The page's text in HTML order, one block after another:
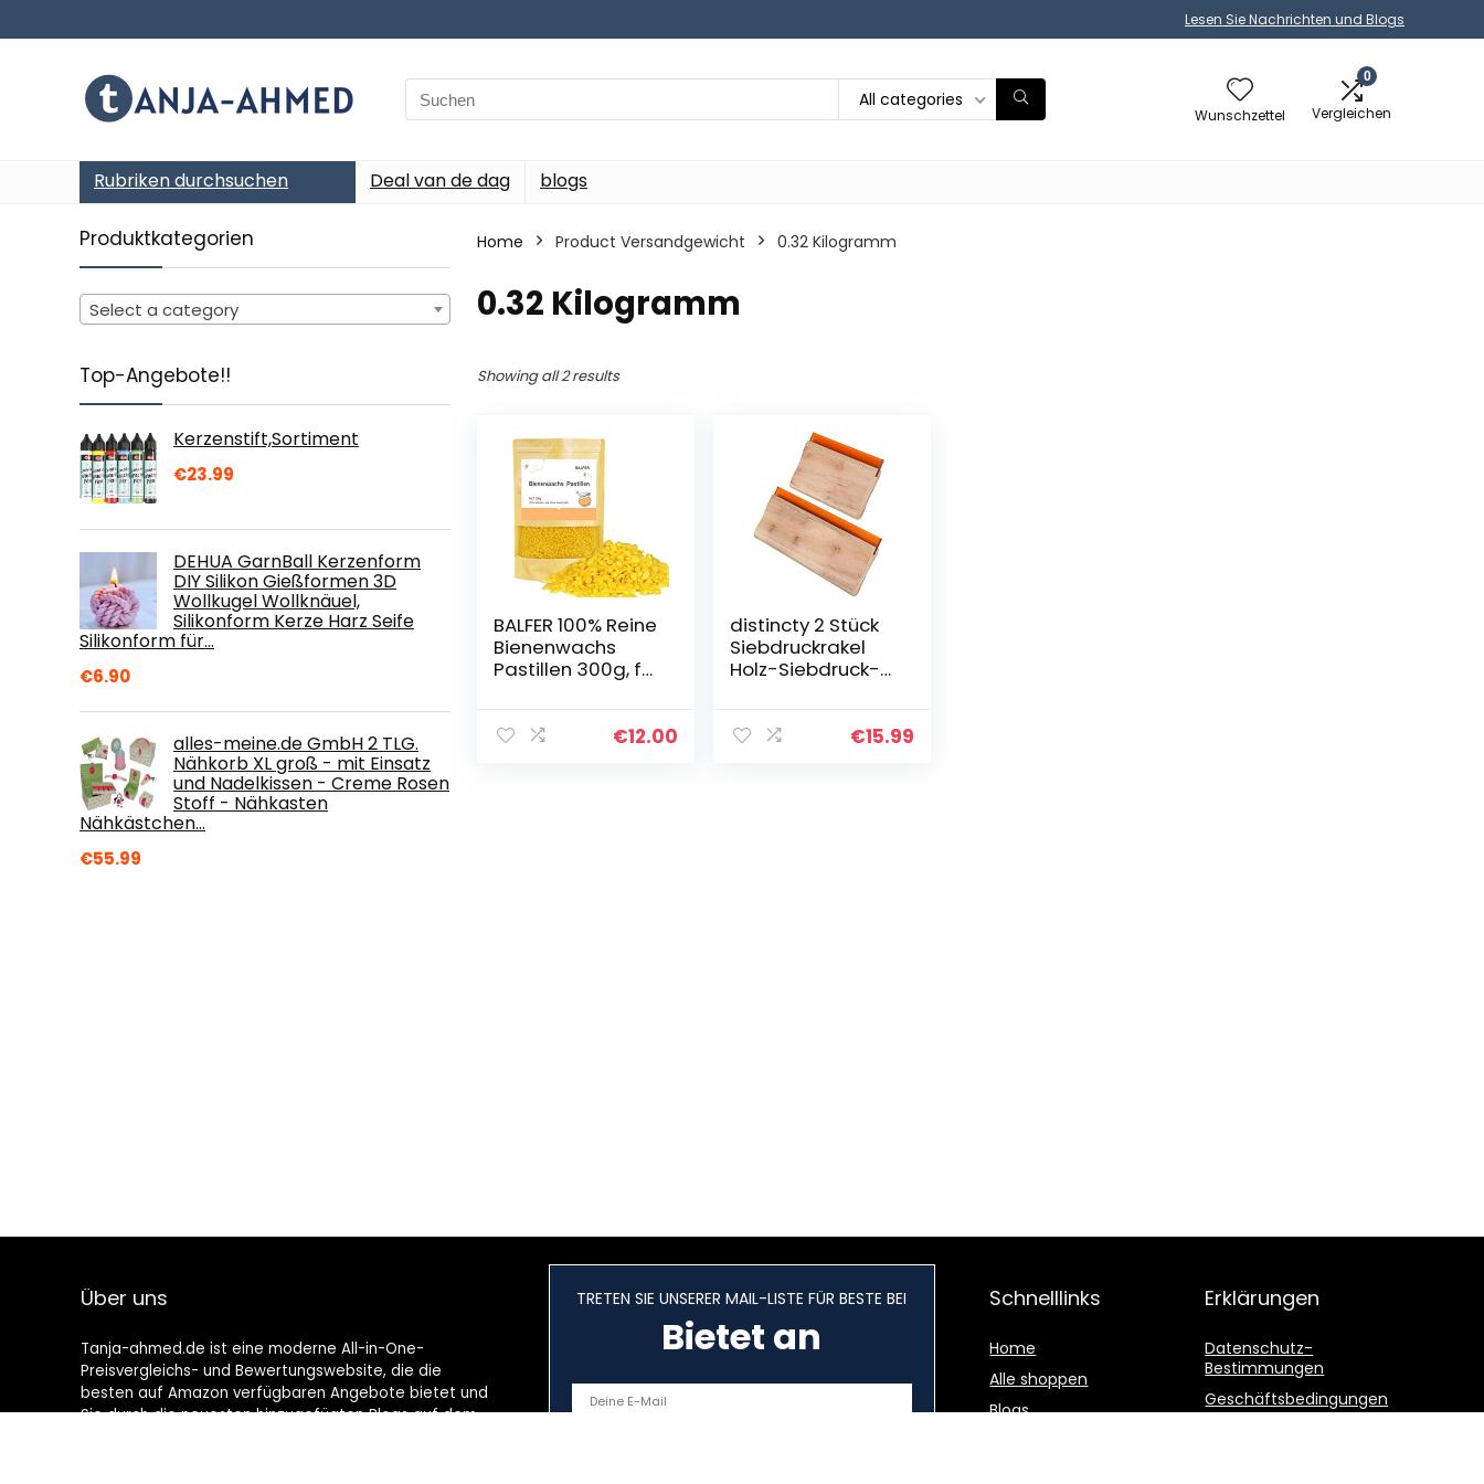
Lesen Sie Nachrichten und Blogs
Search
for:
All categories
Wunschzettel
0
Vergleichen
Rubriken durchsuchen Deal van de dag blogs
Produktkategorien
Select a category
Top-Angebote!!
Kerzenstift,Sortiment
€23.99
DEHUA GarnBall Kerzenform
DIY Silikon Gießformen 3D
Wollkugel Wollknäuel,
Silikonform Kerze Harz Seife
Silikonform für…
€6.90
alles-meine.de GmbH 2 TLG.
Nähkorb XL groß - mit Einsatz
und Nadelkissen - Creme Rosen
Stoff - Nähkasten
Nähkästchen…
€55.99
Home Product Versandgewicht ‎0.32 Kilogramm
‎0.32 Kilogramm
Showing all 2 results
BALFER 100% Reine
Bienenwachs
Pastillen 300g, für
Seifen,
€12.00
distincty 2 Stück
Siebdruckrakel
Holz-Siebdruck-
€15.99
Über uns
Tanja-ahmed.de ist eine moderne All-in-One-
Preisvergleichs- und Bewertungswebsite, die die
besten auf Amazon verfügbaren Angebote bietet und
Sie durch die neuesten hinzugefügten Blogs auf dem
TRETEN SIE UNSERER MAIL-LISTE FÜR BESTE BEI
Bietet an
Schnelllinks
Home
Alle shoppen
Blogs
Erklärungen
Datenschutz-
Bestimmungen
Geschäftsbedingungen